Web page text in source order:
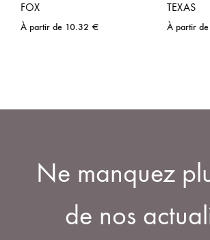
FOX
À partir de 10.32 €
TEXAS
À partir de
Ne manquez
de nos